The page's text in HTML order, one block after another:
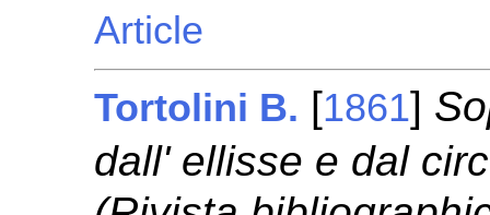
Article
Tortolini B. [1861]
dall' ellisse e dal